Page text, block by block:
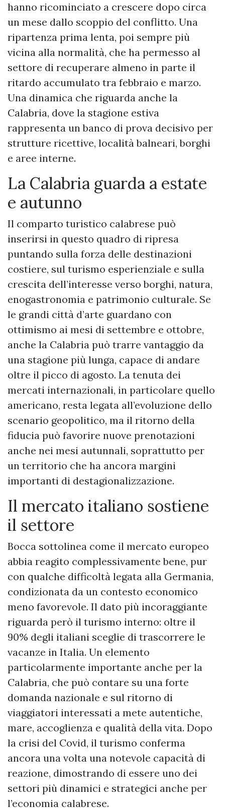
hanno ricominciato a crescere dopo circa
un mese dallo scoppio del conflitto. Una
ripartenza prima lenta, poi sempre più
vicina alla normalità, che ha permesso al
settore di recuperare almeno in parte il
ritardo accumulato tra febbraio e marzo.
Una dinamica che riguarda anche la
Calabria, dove la stagione estiva
rappresenta un banco di prova decisivo per
strutture ricettive, località balneari, borghi
e aree interne.
La Calabria guarda a estate
e autunno
Il comparto turistico calabrese può
inserirsi in questo quadro di ripresa
puntando sulla forza delle destinazioni
costiere, sul turismo esperienziale e sulla
crescita dell’interesse verso borghi, natura,
enogastronomia e patrimonio culturale. Se
le grandi città d’arte guardano con
ottimismo ai mesi di settembre e ottobre,
anche la Calabria può trarre vantaggio da
una stagione più lunga, capace di andare
oltre il picco di agosto. La tenuta dei
mercati internazionali, in particolare quello
americano, resta legata all’evoluzione dello
scenario geopolitico, ma il ritorno della
fiducia può favorire nuove prenotazioni
anche nei mesi autunnali, soprattutto per
un territorio che ha ancora margini
importanti di destagionalizzazione.
Il mercato italiano sostiene
il settore
Bocca sottolinea come il mercato europeo
abbia reagito complessivamente bene, pur
con qualche difficoltà legata alla Germania,
condizionata da un contesto economico
meno favorevole. Il dato più incoraggiante
riguarda però il turismo interno: oltre il
90% degli italiani sceglie di trascorrere le
vacanze in Italia. Un elemento
particolarmente importante anche per la
Calabria, che può contare su una forte
domanda nazionale e sul ritorno di
viaggiatori interessati a mete autentiche,
mare, accoglienza e qualità della vita. Dopo
la crisi del Covid, il turismo conferma
ancora una volta una notevole capacità di
reazione, dimostrando di essere uno dei
settori più dinamici e strategici anche per
l’economia calabrese.